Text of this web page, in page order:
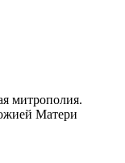
митрополия.
Матери